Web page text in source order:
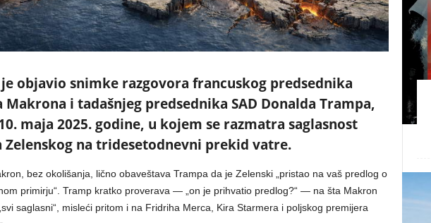
je objavio snimke razgovora francuskog predsednika
Makrona i tadašnjeg predsednika SAD Donalda Trampa,
maja 2025. godine, u kojem se razmatra saglasnost
Zelenskog na tridesetodnevni prekid vatre.
bez okolišanja, lično obaveštava Trampa da je Zelenski „pristao na vaš predlog o
primirju“. Tramp kratko proverava — „on je prihvatio predlog?“ — na šta Makron
saglasni“, misleći pritom i na Fridriha Merca, Kira Starmera i poljskog premijera